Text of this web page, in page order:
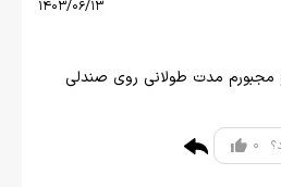
1403/06/13
مدت طولانی روی صندلی
0